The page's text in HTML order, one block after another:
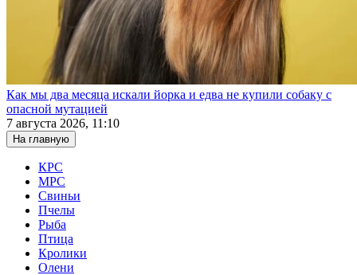
Как мы два месяца искали йорка и едва не купили собаку с
опасной мутацией
7 августа 2026, 11:10
На главную
КРС
МРС
Свиньи
Пчелы
Рыба
Птица
Кролики
Олени